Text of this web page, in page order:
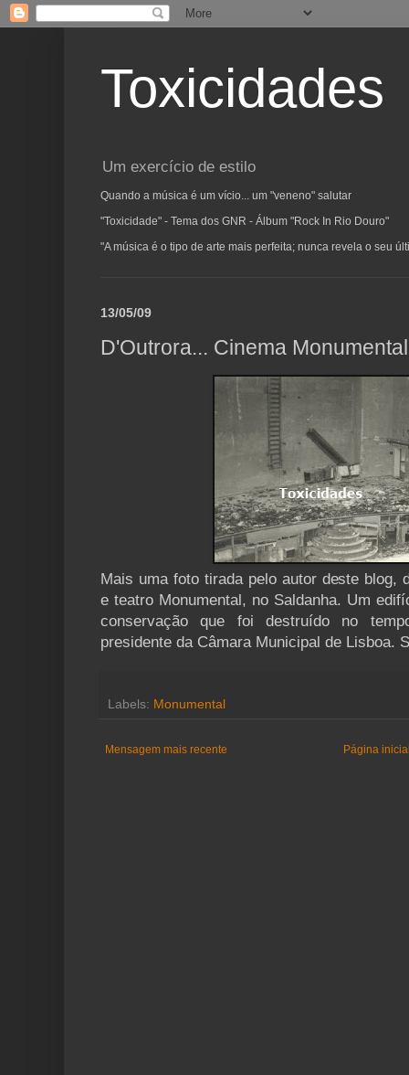
Toxicidades
Um exercício de estilo
Quando a música é um vício... um "veneno" salutar
"Toxicidade" - Tema dos GNR - Álbum "Rock In Rio Douro"
"A música é o tipo de arte mais perfeita; nunca revela o seu
13/05/09
D'Outrora... Cinema Monumental
Mais uma foto tirada pelo autor deste blog,
e teatro Monumental, no Saldanha. Um
conservação que foi destruído no
presidente da Câmara Municipal de Lisboa.
Labels: Monumental
Mensagem mais recente Página